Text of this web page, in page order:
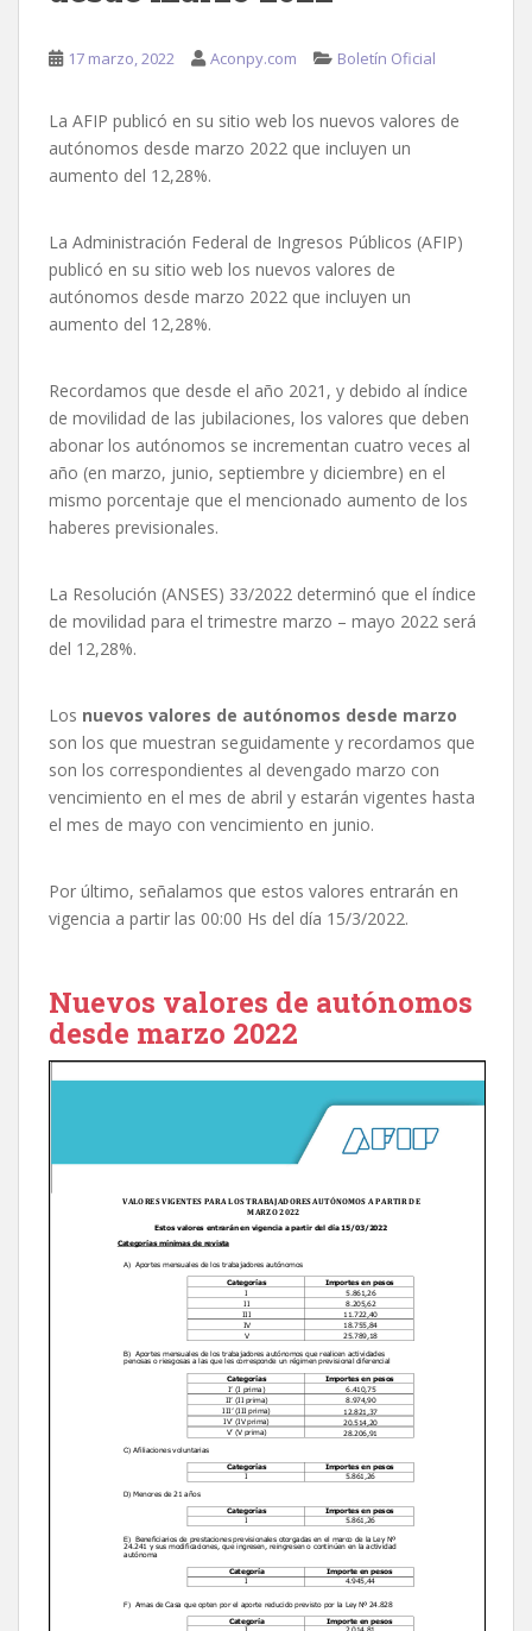
17 marzo, 2022 Aconpy.com Boletín Oficial
La AFIP publicó en su sitio web los nuevos valores de
autónomos desde marzo 2022 que incluyen un
aumento del 12,28%.
La Administración Federal de Ingresos Públicos (AFIP)
publicó en su sitio web los nuevos valores de
autónomos desde marzo 2022 que incluyen un
aumento del 12,28%.
Recordamos que desde el año 2021, y debido al índice
de movilidad de las jubilaciones, los valores que deben
abonar los autónomos se incrementan cuatro veces al
año (en marzo, junio, septiembre y diciembre) en el
mismo porcentaje que el mencionado aumento de los
haberes previsionales.
La Resolución (ANSES) 33/2022 determinó que el índice
de movilidad para el trimestre marzo – mayo 2022 será
del 12,28%.
Los nuevos valores de autónomos desde marzo
son los que muestran seguidamente y recordamos que
son los correspondientes al devengado marzo con
vencimiento en el mes de abril y estarán vigentes hasta
el mes de mayo con vencimiento en junio.
Por último, señalamos que estos valores entrarán en
vigencia a partir las 00:00 Hs del día 15/3/2022.
Nuevos valores de autónomos
desde marzo 2022